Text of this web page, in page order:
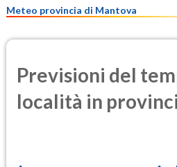
Meteo provincia di Mantova
Previsioni del
località in